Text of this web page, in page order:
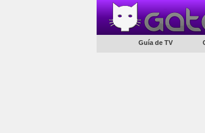
Guía de TV